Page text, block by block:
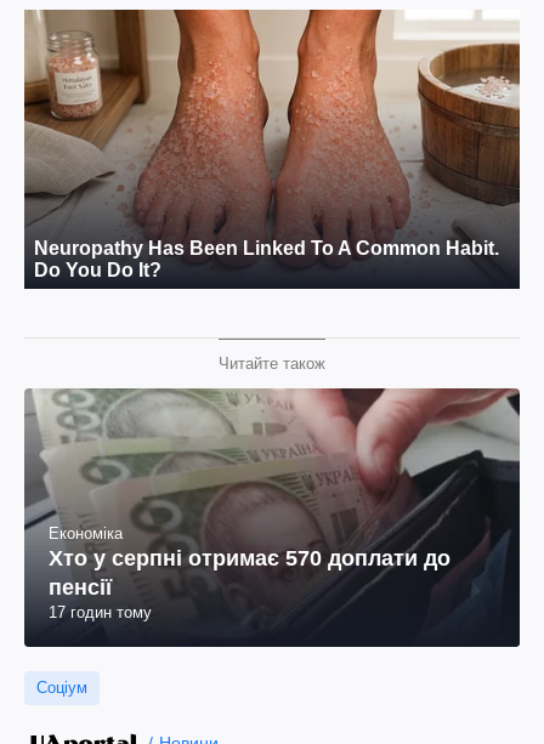
Читайте також
Економіка
Хто у серпні отримає 570 доплати до
пенсії
17 годин тому
Соціум